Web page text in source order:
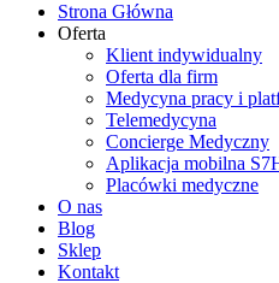
Strona Główna
Oferta
Klient indywidualny
Oferta dla firm
Medycyna pracy i
Telemedycyna
Concierge Medyczny
Aplikacja mobilna
Placówki medyczne
O nas
Blog
Sklep
Kontakt